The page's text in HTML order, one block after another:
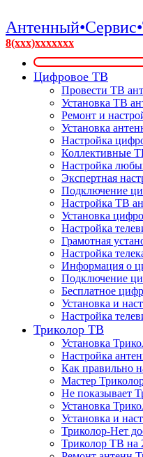
8(xxx)xxxxxxx
Цифровое ТВ
Провести ТВ
Установка ТВ
Ремонт и
Установка
Настройка
Коллективные
Настройка
Экспертная
Подключение
Настройка ТВ
Установка
Настройка
Грамотная
Настройка
Информация о
Подключение
Бесплатное
Установка и
Настройка
Триколор ТВ
Установка
Настройка
Как правильно
Мастер
Не показывает
Установка
Установка и
Триколор-Нет
Триколор ТВ на